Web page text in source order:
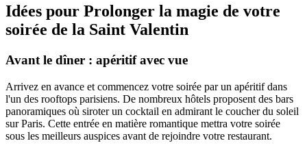
Idées pour Prolonger la magie de votre
soirée de la Saint Valentin
Avant le dîner : apéritif avec vue
Arrivez en avance et commencez votre soirée par un apéritif dans
l'un des rooftops parisiens. De nombreux hôtels proposent des bars
panoramiques où siroter un cocktail en admirant le coucher du soleil
sur Paris. Cette entrée en matière romantique mettra votre soirée
sous les meilleurs auspices avant de rejoindre votre restaurant.